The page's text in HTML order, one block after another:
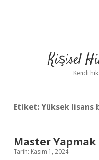
Kişisel
Kendi
Etiket:Yüksek lisans
Master Yapmak
Tarih: Kasım 1, 2024